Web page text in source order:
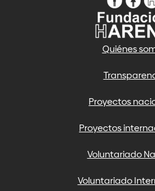
Quiénes
Proyectos
Proyectos
Voluntariado
Voluntariado